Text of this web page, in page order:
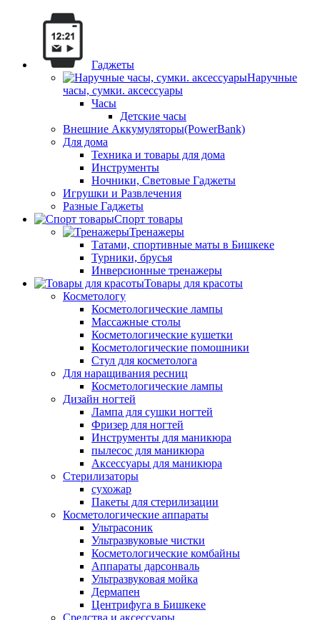
Гаджеты
Наручные
часы, сумки. аксессуары
Часы
Детские часы
Внешние Аккумуляторы(PowerBank)
Для дома
Техника и товары для дома
Инструменты
Ночники, Световые Гаджеты
Игрушки и Развлечения
Разные Гаджеты
Спорт товары
Тренажеры
Татами, спортивные маты в Бишкеке
Турники, брусья
Инверсионные тренажеры
Товары для красоты
Косметологу
Косметологические лампы
Массажные столы
Косметологические кушетки
Косметологические помошники
Стул для косметолога
Для наращивания ресниц
Косметологические лампы
Дизайн ногтей
Лампа для сушки ногтей
Фризер для ногтей
Инструменты для маникюра
пылесос для маникюра
Аксессуары для маникюра
Стерилизаторы
сухожар
Пакеты для стерилизации
Косметологические аппараты
Ультрасоник
Ультразвуковые чистки
Косметологические комбайны
Аппараты дарсонваль
Ультразвуковая мойка
Дермапен
Центрифуга в Бишкеке
Средства и аксессуары